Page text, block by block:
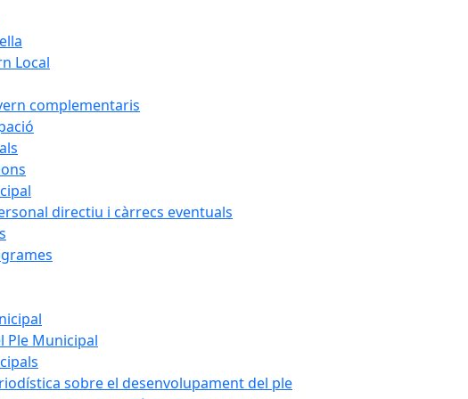
Local
complementaris
directiu i càrrecs eventuals
Ple Municipal
sobre el desenvolupament del ple